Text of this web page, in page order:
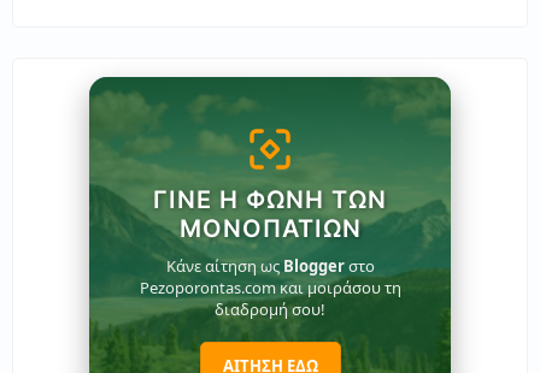
ΓΊΝΕ Η ΦΩΝΉ ΤΩΝ
ΜΟΝΟΠΑΤΙΏΝ
Κάνε αίτηση ως Bloggerστο
Pezoporontas.com και μοιράσου τη
διαδρομή σου!
ΑΙΤΗΣΗ ΕΔΩ